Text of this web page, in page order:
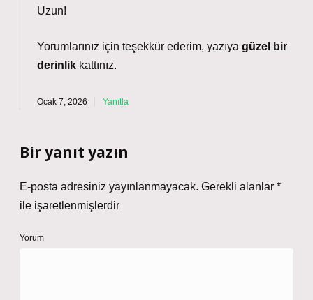
Uzun!
Yorumlarınız için teşekkür ederim, yazıya güzel bir
derinlik kattınız.
Ocak 7, 2026 Yanıtla
Bir yanıt yazın
E-posta adresiniz yayınlanmayacak. Gerekli alanlar *
ile işaretlenmişlerdir
Yorum